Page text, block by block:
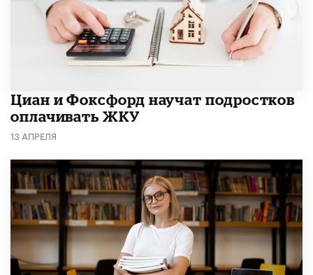
Циан и Фоксфорд научат подростков
оплачивать ЖКУ
13 АПРЕЛЯ